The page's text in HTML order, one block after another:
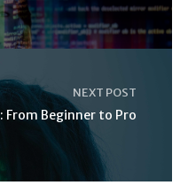
NEXT POST
Beginner to Pro